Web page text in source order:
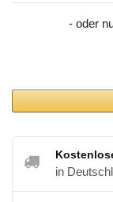
- oder
in